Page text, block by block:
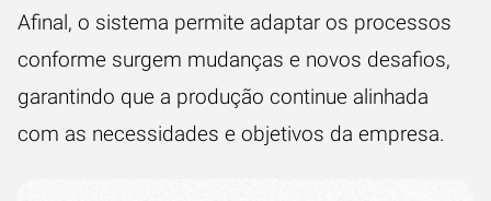
Afinal, o sistema permite adaptar os processos
conforme surgem mudanças e novos desafios,
garantindo que a produção continue alinhada
com as necessidades e objetivos da empresa.